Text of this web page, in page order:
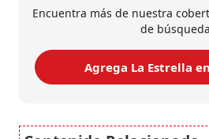
Encuentra más de nuestra
de
Agrega La Estrella